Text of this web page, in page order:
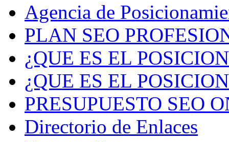
Agencia de
PLAN SEO
¿QUE ES EL
¿QUE ES EL
PRESUPUESTO SEO
Directorio de Enlaces